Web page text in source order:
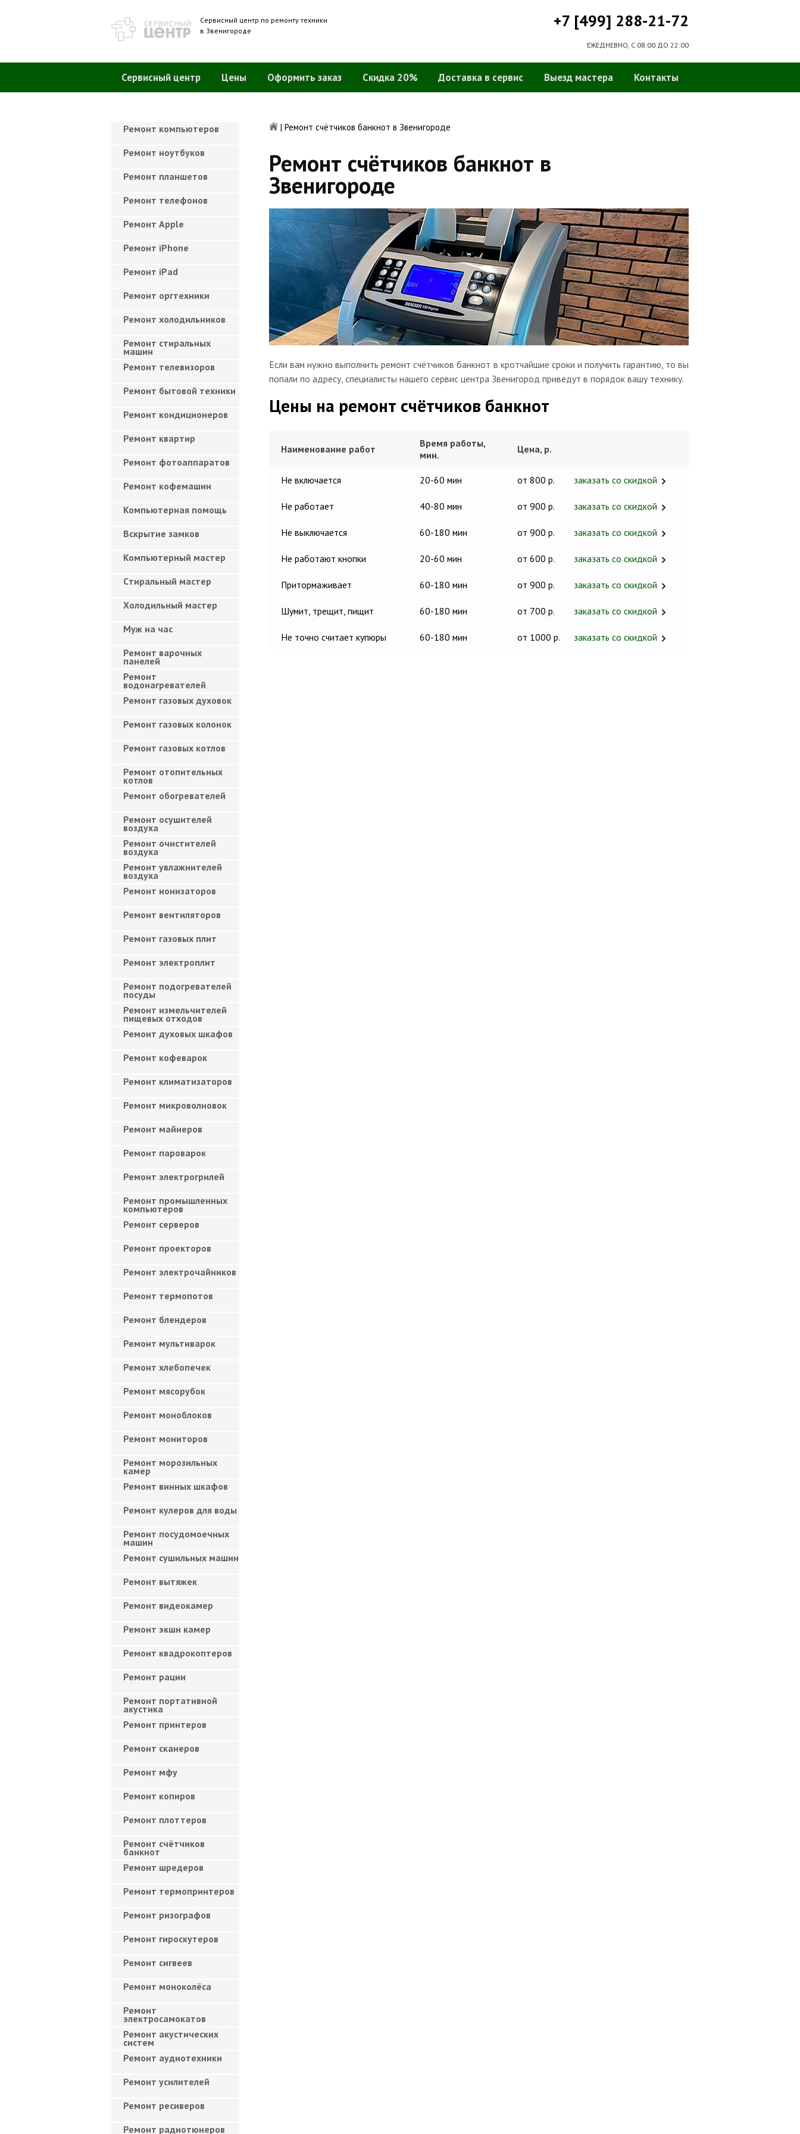
Сервисный центр по ремонту техники
в Звенигороде
+7 [499] 288-21-72
ЕЖЕДНЕВНО, С 08:00 ДО 22:00
Сервисный центр Цены Оформить заказ Скидка 20% Доставка в сервис Выезд мастера Контакты
| Ремонт счётчиков банкнот в Звенигороде
Ремонт счётчиков банкнот в
Звенигороде
Если вам нужно выполнить ремонт счётчиков банкнот в кротчайшие сроки и получить гарантию, то вы
попали по адресу, специалисты нашего сервис центра Звенигород приведут в порядок вашу технику.
Цены на ремонт счётчиков банкнот
Наименование работ
Время работы,
мин.
Цена, р.
Не включается 20-60 мин от 800 р. заказать со скидкой
Не работает 40-80 мин от 900 р. заказать со скидкой
Не выключается 60-180 мин от 900 р. заказать со скидкой
Не работают кнопки 20-60 мин от 600 р. заказать со скидкой
Притормаживает 60-180 мин от 900 р. заказать со скидкой
Шумит, трещит, пищит 60-180 мин от 700 р. заказать со скидкой
Не точно считает купюры 60-180 мин от 1000 р. заказать со скидкой
Ремонт компьютеров
Ремонт ноутбуков
Ремонт планшетов
Ремонт телефонов
Ремонт Apple
Ремонт iPhone
Ремонт iPad
Ремонт оргтехники
Ремонт холодильников
Ремонт стиральных
машин
Ремонт телевизоров
Ремонт бытовой техники
Ремонт кондиционеров
Ремонт квартир
Ремонт фотоаппаратов
Ремонт кофемашин
Компьютерная помощь
Вскрытие замков
Компьютерный мастер
Cтиральный мастер
Холодильный мастер
Муж на час
Ремонт варочных
панелей
Ремонт
водонагревателей
Ремонт газовых духовок
Ремонт газовых колонок
Ремонт газовых котлов
Ремонт отопительных
котлов
Ремонт обогревателей
Ремонт осушителей
воздуха
Ремонт очистителей
воздуха
Ремонт увлажнителей
воздуха
Ремонт ионизаторов
Ремонт вентиляторов
Ремонт газовых плит
Ремонт электроплит
Ремонт подогревателей
посуды
Ремонт измельчителей
пищевых отходов
Ремонт духовых шкафов
Ремонт кофеварок
Ремонт климатизаторов
Ремонт микроволновок
Ремонт майнеров
Ремонт пароварок
Ремонт электрогрилей
Ремонт промышленных
компьютеров
Ремонт серверов
Ремонт проекторов
Ремонт электрочайников
Ремонт термопотов
Ремонт блендеров
Ремонт мультиварок
Ремонт хлебопечек
Ремонт мясорубок
Ремонт моноблоков
Ремонт мониторов
Ремонт морозильных
камер
Ремонт винных шкафов
Ремонт кулеров для воды
Ремонт посудомоечных
машин
Ремонт сушильных машин
Ремонт вытяжек
Ремонт видеокамер
Ремонт экшн камер
Ремонт квадрокоптеров
Ремонт рации
Ремонт портативной
акустика
Ремонт принтеров
Ремонт сканеров
Ремонт мфу
Ремонт копиров
Ремонт плоттеров
Ремонт счётчиков
банкнот
Ремонт шредеров
Ремонт термопринтеров
Ремонт ризографов
Ремонт гироскутеров
Ремонт сигвеев
Ремонт моноколёса
Ремонт
электросамокатов
Ремонт акустических
систем
Ремонт аудиотехники
Ремонт усилителей
Ремонт ресиверов
Ремонт радиотюнеров